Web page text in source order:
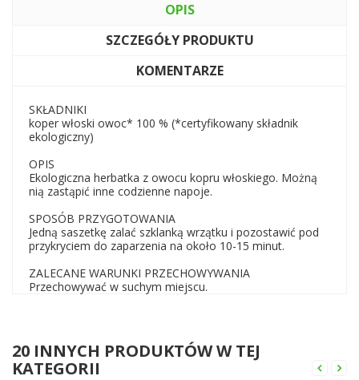
OPIS
SZCZEGÓŁY PRODUKTU
KOMENTARZE
SKŁADNIKI
koper włoski owoc* 100 % (*certyfikowany składnik
ekologiczny)
OPIS
Ekologiczna herbatka z owocu kopru włoskiego. Możną
nią zastąpić inne codzienne napoje.
SPOSÓB PRZYGOTOWANIA
Jedną saszetkę zalać szklanką wrzątku i pozostawić pod
przykryciem do zaparzenia na około 10-15 minut.
ZALECANE WARUNKI PRZECHOWYWANIA
Przechowywać w suchym miejscu.
20 INNYCH PRODUKTÓW W TEJ
KATEGORII